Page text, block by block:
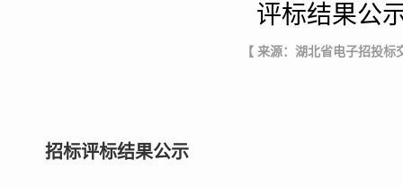
评标结果公
【 来源：湖北省电子招投
招标评标结果公示